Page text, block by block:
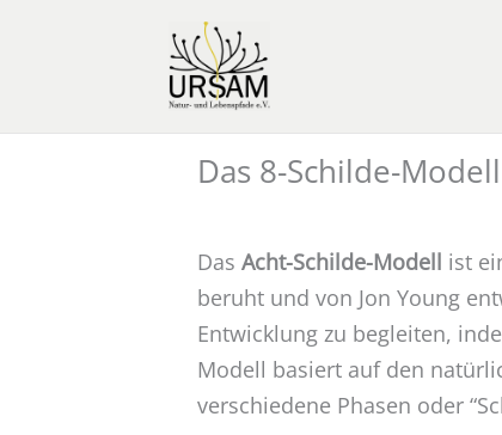
Das 8-Schilde-Modell
Das Acht-Schilde-Modell ist
beruht und von Jon Young
Entwicklung zu begleiten,
Modell basiert auf den
verschiedene Phasen oder